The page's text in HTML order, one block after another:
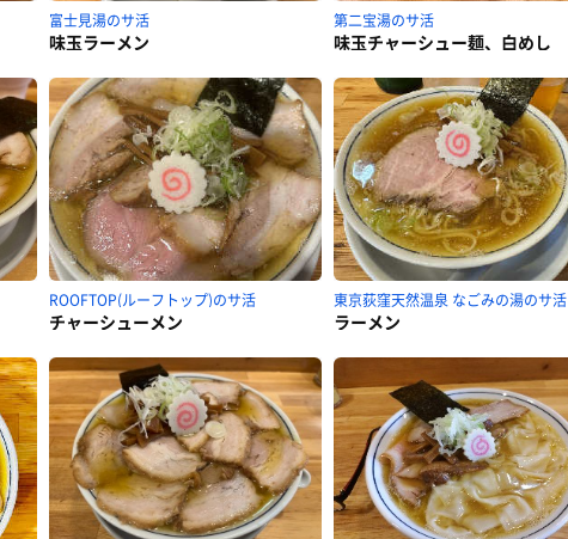
富士見湯のサ活
味玉ラーメン
第二宝湯のサ活
味玉チャーシュー麺、白めし
ROOFTOP(ルーフトップ)のサ活
チャーシューメン
東京荻窪天然温泉 なごみの湯のサ活
ラーメン